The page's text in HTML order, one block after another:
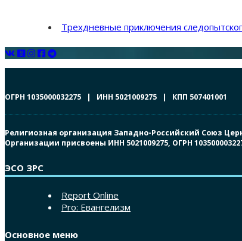
Трехдневные приключения
ОГРН 1035000032275 | ИНН 5021009275 | КПП 507401001
Религиозная организация Западно-Российский Союз
Организации присвоены ИНН 5021009275, ОГРН
ЭСО ЗРС
Report Online
Pro: Евангелизм
Основное меню